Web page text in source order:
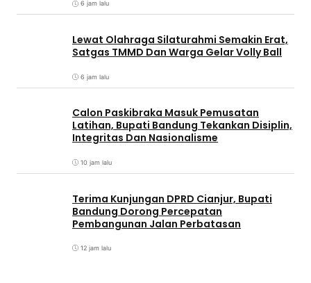
6 jam lalu
Lewat Olahraga Silaturahmi Semakin Erat,
Satgas TMMD Dan Warga Gelar Volly Ball
6 jam lalu
Calon Paskibraka Masuk Pemusatan
Latihan, Bupati Bandung Tekankan Disiplin,
Integritas Dan Nasionalisme
10 jam lalu
Terima Kunjungan DPRD Cianjur, Bupati
Bandung Dorong Percepatan
Pembangunan Jalan Perbatasan
12 jam lalu